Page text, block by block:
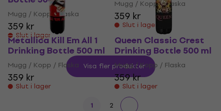
Mugg / Kopp / Flaska
359 kr
Slut i lager
Mugg / Kopp / Flaska
359 kr
Slut i lager
Metallica Kill Em All 1
Drinking Bottle 500 ml
Mugg / Kopp / Flaska
359 kr
Slut i lager
Queen Classic Crest
Drinking Bottle 500 ml
Mugg / Kopp / Flaska
359 kr
Slut i lager
Visa fler produkter
1 2